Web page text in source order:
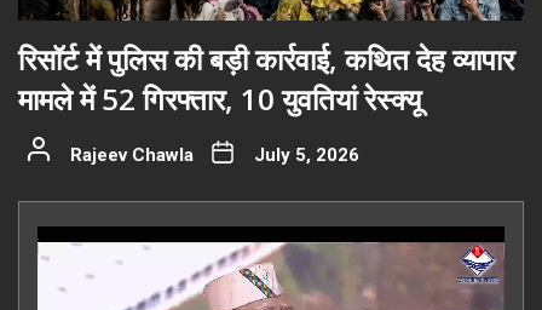
रिसॉर्ट में पुलिस की बड़ी कार्रवाई, कथित देह व्यापार
मामले में 52 गिरफ्तार, 10 युवतियां रेस्क्यू
Rajeev Chawla July 5, 2026